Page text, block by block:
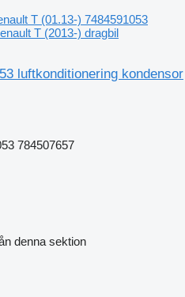
T (01.13-) 7484591053
T (2013-) dragbil
luftkonditionering kondensor
784507657
denna sektion